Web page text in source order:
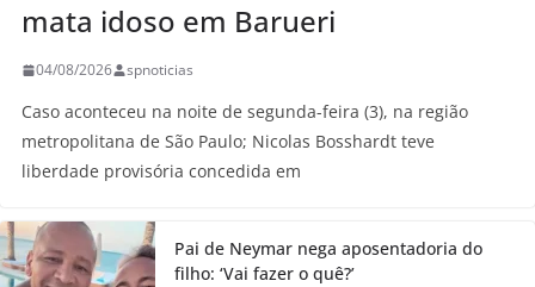
mata idoso em Barueri
04/08/2026 spnoticias
Caso aconteceu na noite de segunda-feira (3), na região
metropolitana de São Paulo; Nicolas Bosshardt teve
liberdade provisória concedida em
Pai de Neymar nega aposentadoria do
filho: ‘Vai fazer o quê?’